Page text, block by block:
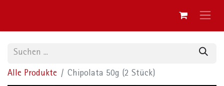
Alle Produkte Chipolata 50g (2 Stück)